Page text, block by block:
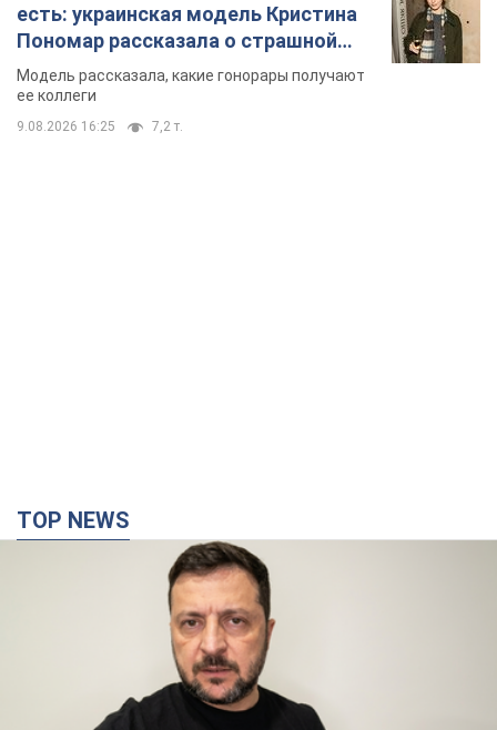
есть: украинская модель Кристина
Пономар рассказала о страшной
стороне модельной карьеры
Модель рассказала, какие гонорары получают
ее коллеги
9.08.2026 16:25 7,2 т.
TOP NEWS